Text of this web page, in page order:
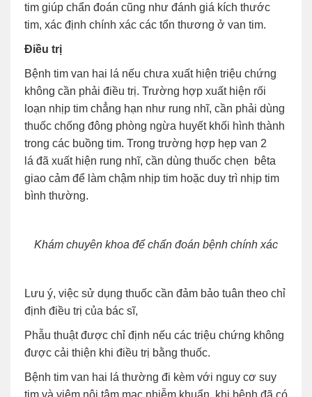
tim giúp chẩn đoán cũng như đánh giá kích thước
tim, xác định chính xác các tổn thương ở van tim.
Điều trị
Bệnh tim van hai lá nếu chưa xuất hiện triệu chứng
không cần phải điều trị. Trường hợp xuất hiện rối
loạn nhịp tim chẳng hạn như rung nhĩ, cần phải dùng
thuốc chống đông phòng ngừa huyết khối hình thành
trong các buồng tim. Trong trường hợp hẹp van 2
lá đã xuất hiện rung nhĩ, cần dùng thuốc chẹn bêta
giao cảm để làm chậm nhịp tim hoặc duy trì nhịp tim
bình thường.
Khám chuyên khoa để chẩn đoán bệnh chính xác
Lưu ý, việc sử dụng thuốc cần đảm bảo tuân theo chỉ
định điều trị của bác sĩ,
Phẫu thuật được chỉ định nếu các triệu chứng không
được cải thiện khi điều trị bằng thuốc.
Bệnh tim van hai lá thường đi kèm với nguy cơ suy
tim và viêm nội tâm mạc nhiễm khuẩn, khi bệnh đã có